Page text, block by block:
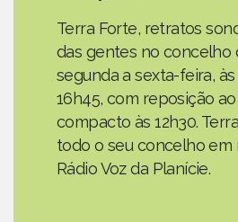
Terra Forte, retratos
das gentes no concelho
segunda a sexta-feira, às
16h45, com reposição
compacto às 12h30.
todo o seu concelho em
Rádio Voz da Planície.